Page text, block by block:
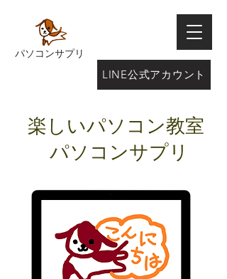
パソコンサプリ
LINE公式アカウント
楽しいパソコン教室
パソコンサプリ